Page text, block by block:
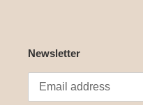
Newsletter